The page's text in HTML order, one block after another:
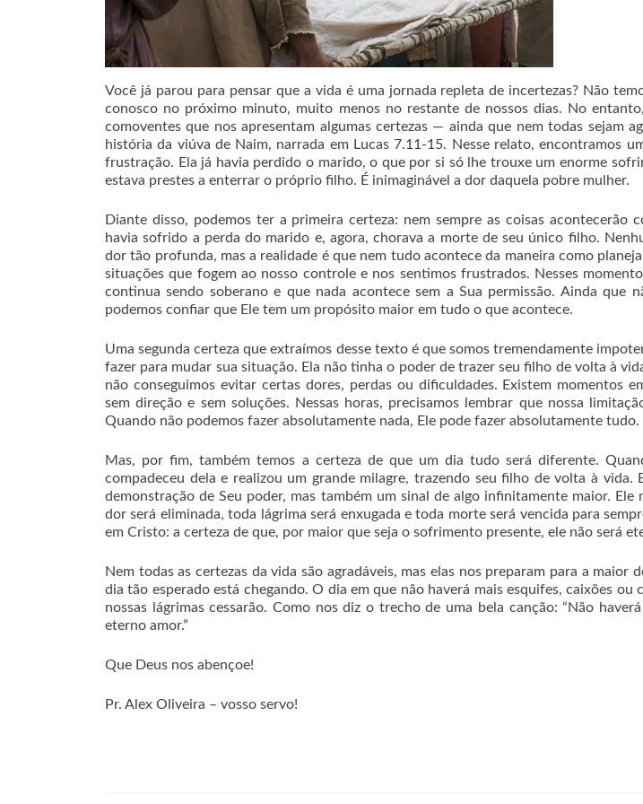
Você já parou para pensar que a vida é uma jornada repleta de incertezas? Não
conosco no próximo minuto, muito menos no restante de nossos dias. No
comoventes que nos apresentam algumas certezas — ainda que nem todas sejam
história da viúva de Naim, narrada em Lucas 7.11-15. Nesse relato, encontramos
frustração. Ela já havia perdido o marido, o que por si só lhe trouxe um enorme
estava prestes a enterrar o próprio filho. É inimaginável a dor daquela pobre mulher.
Diante disso, podemos ter a primeira certeza: nem sempre as coisas acontecerão
havia sofrido a perda do marido e, agora, chorava a morte de seu único filho.
dor tão profunda, mas a realidade é que nem tudo acontece da maneira como
situações que fogem ao nosso controle e nos sentimos frustrados. Nesses
continua sendo soberano e que nada acontece sem a Sua permissão. Ainda que
podemos confiar que Ele tem um propósito maior em tudo o que acontece.
Uma segunda certeza que extraímos desse texto é que somos tremendamente
fazer para mudar sua situação. Ela não tinha o poder de trazer seu filho de volta à
não conseguimos evitar certas dores, perdas ou dificuldades. Existem momentos
sem direção e sem soluções. Nessas horas, precisamos lembrar que nossa
Quando não podemos fazer absolutamente nada, Ele pode fazer absolutamente tudo.
Mas, por fim, também temos a certeza de que um dia tudo será diferente.
compadeceu dela e realizou um grande milagre, trazendo seu filho de volta à vida.
demonstração de Seu poder, mas também um sinal de algo infinitamente maior. Ele
dor será eliminada, toda lágrima será enxugada e toda morte será vencida para
em Cristo: a certeza de que, por maior que seja o sofrimento presente, ele não será
Nem todas as certezas da vida são agradáveis, mas elas nos preparam para a maior
dia tão esperado está chegando. O dia em que não haverá mais esquifes, caixões ou
nossas lágrimas cessarão. Como nos diz o trecho de uma bela canção: “Não
eterno amor.”
Que Deus nos abençoe!
Pr. Alex Oliveira – vosso servo!